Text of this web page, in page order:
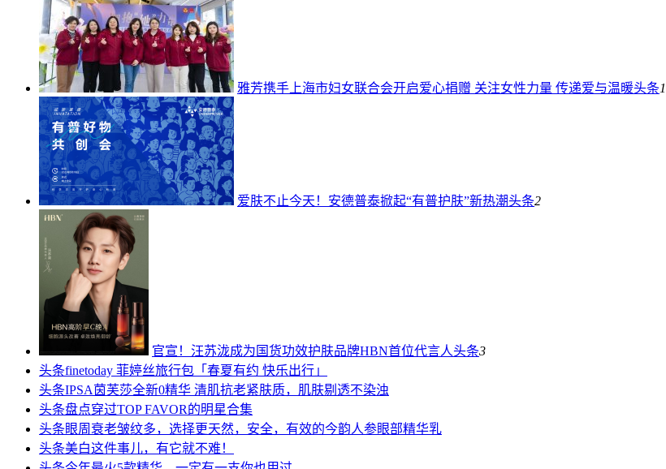
雅芳携手上海市妇女联合会开启爱心捐赠 关注女性力量 传递爱与温暖头条1
爱肤不止今天！安德普泰掀起“有普护肤”新热潮头条2
官宣！汪苏泷成为国货功效护肤品牌HBN首位代言人头条3
头条finetoday 菲婷丝旅行包「春夏有约 快乐出行」
头条IPSA茵芙莎全新0精华 清肌抗老紧肤质，肌肤剔透不染浊
头条盘点穿过TOP FAVOR的明星合集
头条眼周衰老皱纹多，选择更天然，安全，有效的今韵人参眼部精华乳
头条美白这件事儿，有它就不难！